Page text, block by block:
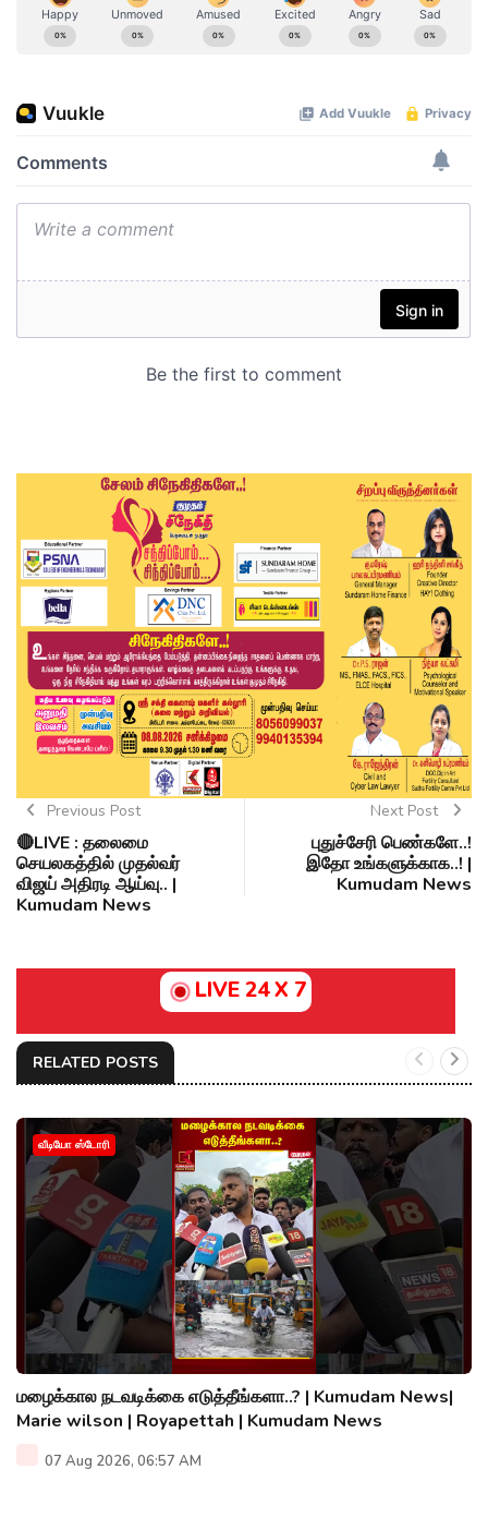
Previous Post
🔴LIVE : தலைமை
செயலகத்தில் முதல்வர்
விஜய் அதிரடி ஆய்வு.. |
Kumudam News
Next Post
புதுச்சேரி பெண்களே..!
இதோ உங்களுக்காக..! |
Kumudam News
LIVE 24 X 7
RELATED POSTS
வீடியோ ஸ்டோரி
மழைக்கால நடவடிக்கை எடுத்தீங்களா..? | Kumudam News|
Marie wilson | Royapettah | Kumudam News
07 Aug 2026, 06:57 AM